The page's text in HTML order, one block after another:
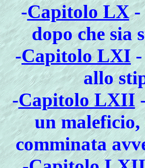
-Capitolo LX-
dopo che sia
-Capitolo LXI-
allo
-Capitolo LXII
un maleficio,
comminata